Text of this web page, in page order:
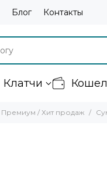
Блог Контакты
Клатчи
Премиум / Хит продаж